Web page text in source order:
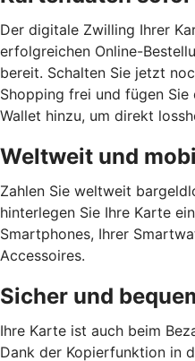
Der digitale Zwilling Ihrer
erfolgreichen Online-
bereit. Schalten Sie jetzt
Shopping frei und fügen
Wallet hinzu, um direkt
Weltweit und
Zahlen Sie weltweit
hinterlegen Sie Ihre Karte
Smartphones, Ihrer
Accessoires.
Sicher und
Ihre Karte ist auch beim
Dank der Kopierfunktion in